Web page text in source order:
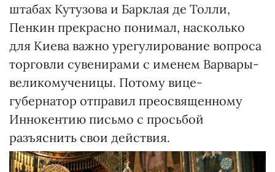
штабах Кутузова и Барклая де Толли,
Пенкин прекрасно понимал, насколько
для Киева важно урегулирование вопроса
торговли сувенирами с именем Варвары-
великомученицы. Потому вице-
губернатор отправил преосвященному
Иннокентию письмо с просьбой
разъяснить свои действия.